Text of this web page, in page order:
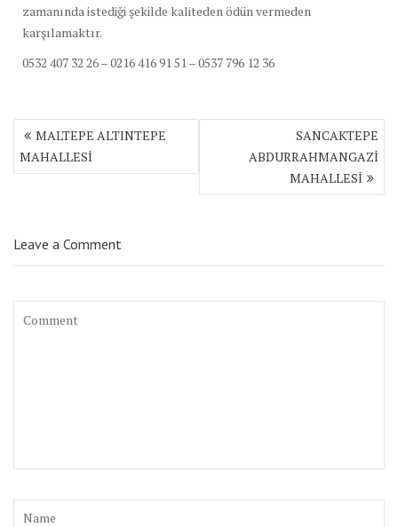
zamanında istediği şekilde kaliteden ödün vermeden
karşılamaktır.
0532 407 32 26 – 0216 416 91 51 – 0537 796 12 36
Yazı
dolaşımı
MALTEPE ALTINTEPE
MAHALLESİ
SANCAKTEPE
ABDURRAHMANGAZİ
MAHALLESİ
Leave a Comment